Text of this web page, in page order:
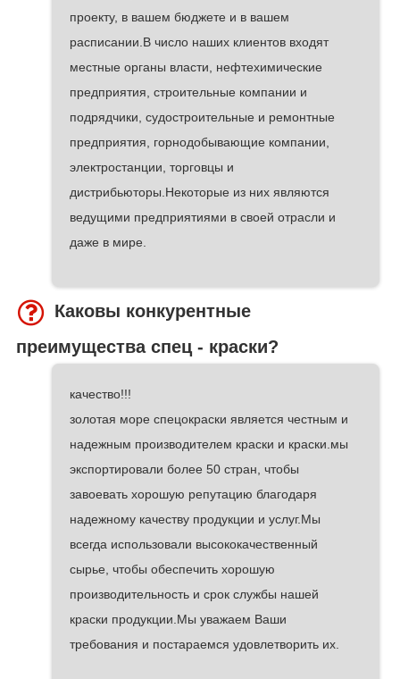
проекту, в вашем бюджете и в вашем
расписании.В число наших клиентов входят
местные органы власти, нефтехимические
предприятия, строительные компании и
подрядчики, судостроительные и ремонтные
предприятия, горнодобывающие компании,
электростанции, торговцы и
дистрибьюторы.Некоторые из них являются
ведущими предприятиями в своей отрасли и
даже в мире.
Каковы конкурентные
преимущества спец - краски?
качество!!!
золотая море спецокраски является честным и
надежным производителем краски и краски.мы
экспортировали более 50 стран, чтобы
завоевать хорошую репутацию благодаря
надежному качеству продукции и услуг.Мы
всегда использовали высококачественный
сырье, чтобы обеспечить хорошую
производительность и срок службы нашей
краски продукции.Мы уважаем Ваши
требования и постараемся удовлетворить их.